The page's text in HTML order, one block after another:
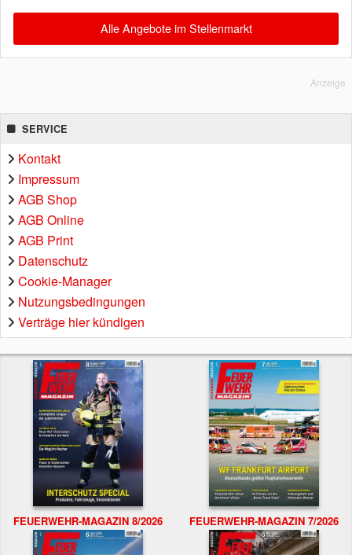
Alle Angebote im Stellenmarkt
Anzeige
SERVICE
Kontakt
Impressum
AGB Shop
AGB Online
AGB Print
Datenschutz
Cookie-Manager
Nutzungsbedingungen
Verträge hier kündigen
FEUERWEHR-MAGAZIN 8/2026 FEUERWEHR-MAGAZIN 7/2026